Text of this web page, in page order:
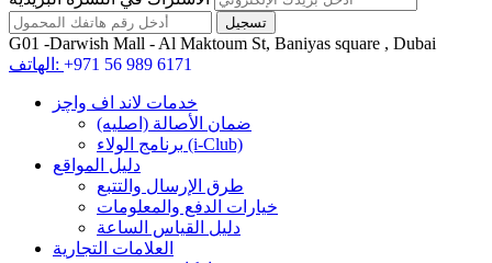
G01 -Darwish Mall - Al Maktoum St, Baniyas square , Dubai
الهاتف: +971 56 989 6171
خدمات لاند اف واچز
ضمان الأصالة (اصلیه)
برنامج الولاء (i-Club)
دليل المواقع
طرق الإرسال والتتبع
خيارات الدفع والمعلومات
دليل القياس الساعة
العلامات التجارية